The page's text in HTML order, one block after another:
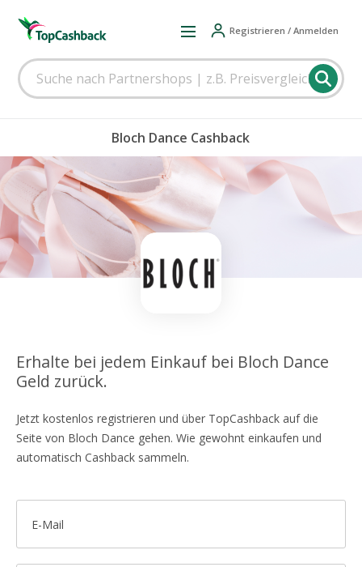
Registrieren / Anmelden
Bloch Dance Cashback
Erhalte bei jedem Einkauf bei Bloch Dance
Geld zurück.
Jetzt kostenlos registrieren und über TopCashback auf die
Seite von Bloch Dance gehen. Wie gewohnt einkaufen und
automatisch Cashback sammeln.
E-Mail